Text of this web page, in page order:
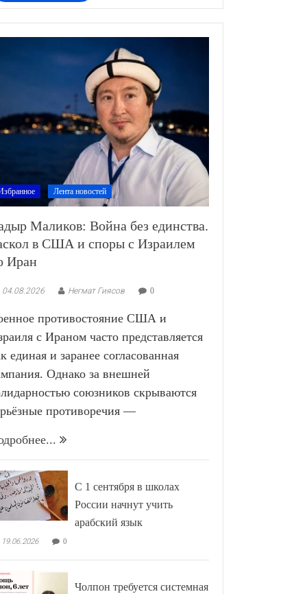
Лента новостей
Маликов: Война без единства.
в США и споры с Израилем
Иран
04.08.2026 Негмат Гиясов 0
противостояние США и
с Ираном часто представляется
единая и заранее согласованная
Однако за внешней
союзников скрываются
противоречия —
С 1 сентября в школах
России начнут учить
арабский язык
19.06.2026 0
Чолпон требуется системная